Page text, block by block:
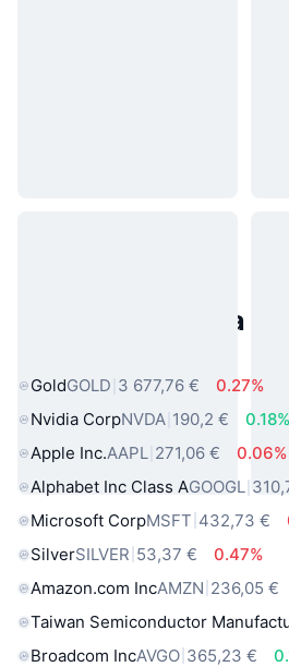
Populárne aktíva z
GoldGOLD 3 677,76 €
0.27%
Nvidia CorpNVDA 190,2 €
0.18%
Apple Inc.AAPL 271,06 €
0.06%
Alphabet Inc Class AGOOGL
Microsoft CorpMSFT 432,73 €
SilverSILVER 53,37 €
0.47%
Amazon.com IncAMZN 236,05 €
Taiwan Semiconductor
Broadcom IncAVGO 365,23 €